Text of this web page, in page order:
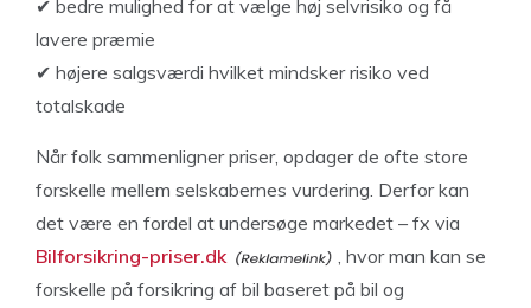
✔ bedre mulighed for at vælge høj selvrisiko og få
lavere præmie
✔ højere salgsværdi hvilket mindsker risiko ved
totalskade
Når folk sammenligner priser, opdager de ofte store
forskelle mellem selskabernes vurdering. Derfor kan
det være en fordel at undersøge markedet – fx via
Bilforsikring-priser.dk
, hvor man kan se
forskelle på forsikring af bil baseret på bil og